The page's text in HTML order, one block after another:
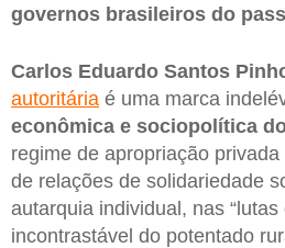
governos brasileiros do
Carlos Eduardo Santos
autoritária é uma marca
econômica e sociopolítica
regime de apropriação
de relações de solidariedade
autarquia individual, nas
incontrastável do potentado